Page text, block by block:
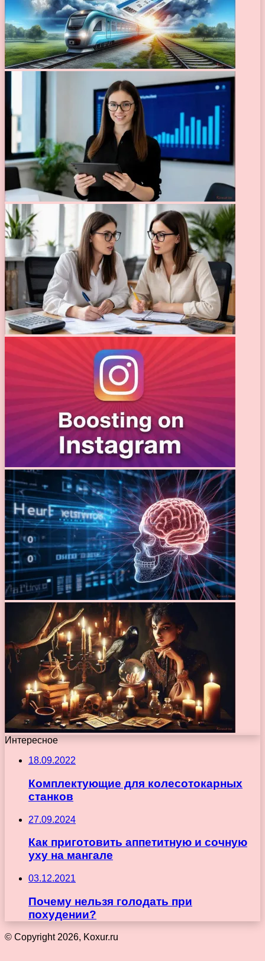
Интересное
18.09.2022
Комплектующие для колесотокарных
станков
27.09.2024
Как приготовить аппетитную и сочную
уху на мангале
03.12.2021
Почему нельзя голодать при
похудении?
© Copyright 2026, Koxur.ru